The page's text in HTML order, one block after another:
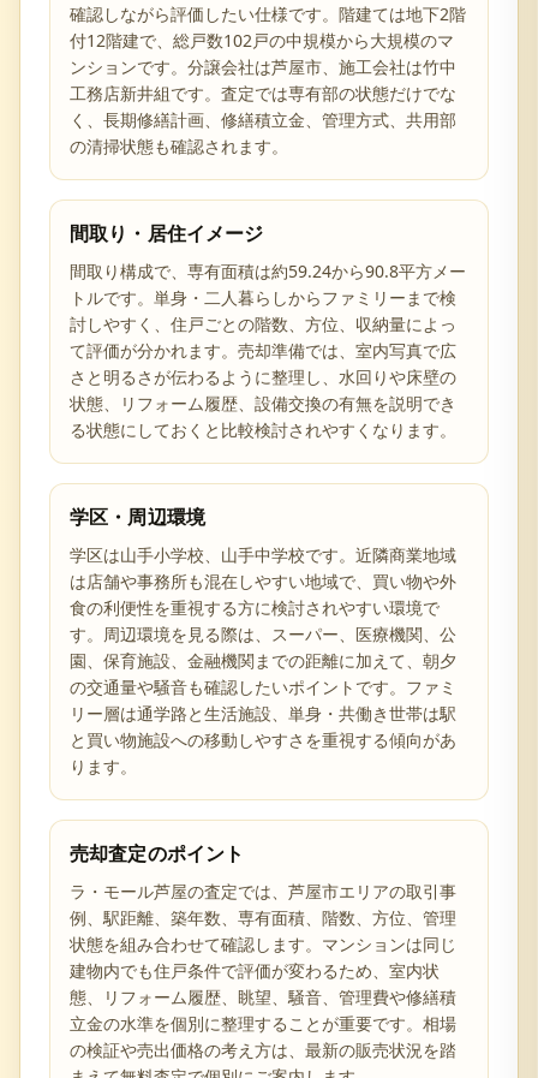
確認しながら評価したい仕様です。階建ては地下2階
付12階建で、総戸数102戸の中規模から大規模のマ
ンションです。分譲会社は芦屋市、施工会社は竹中
工務店新井組です。査定では専有部の状態だけでな
く、長期修繕計画、修繕積立金、管理方式、共用部
の清掃状態も確認されます。
間取り・居住イメージ
間取り構成で、専有面積は約59.24から90.8平方メー
トルです。単身・二人暮らしからファミリーまで検
討しやすく、住戸ごとの階数、方位、収納量によっ
て評価が分かれます。売却準備では、室内写真で広
さと明るさが伝わるように整理し、水回りや床壁の
状態、リフォーム履歴、設備交換の有無を説明でき
る状態にしておくと比較検討されやすくなります。
学区・周辺環境
学区は山手小学校、山手中学校です。近隣商業地域
は店舗や事務所も混在しやすい地域で、買い物や外
食の利便性を重視する方に検討されやすい環境で
す。周辺環境を見る際は、スーパー、医療機関、公
園、保育施設、金融機関までの距離に加えて、朝夕
の交通量や騒音も確認したいポイントです。ファミ
リー層は通学路と生活施設、単身・共働き世帯は駅
と買い物施設への移動しやすさを重視する傾向があ
ります。
売却査定のポイント
ラ・モール芦屋の査定では、芦屋市エリアの取引事
例、駅距離、築年数、専有面積、階数、方位、管理
状態を組み合わせて確認します。マンションは同じ
建物内でも住戸条件で評価が変わるため、室内状
態、リフォーム履歴、眺望、騒音、管理費や修繕積
立金の水準を個別に整理することが重要です。相場
の検証や売出価格の考え方は、最新の販売状況を踏